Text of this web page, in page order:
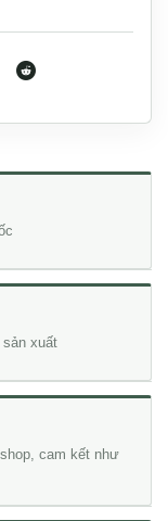
sản xuất
cam kết như